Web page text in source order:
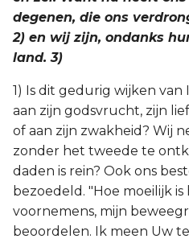
degenen, die ons
2) en wij zijn, ondanks
land. 3)
1) Is dit gedurig wijken van
aan zijn godsvrucht, zijn
of aan zijn zwakheid? Wij
zonder het tweede te
daden is rein? Ook ons
bezoedeld. "Hoe moeilijk
voornemens, mijn
beoordelen. Ik meen Uw